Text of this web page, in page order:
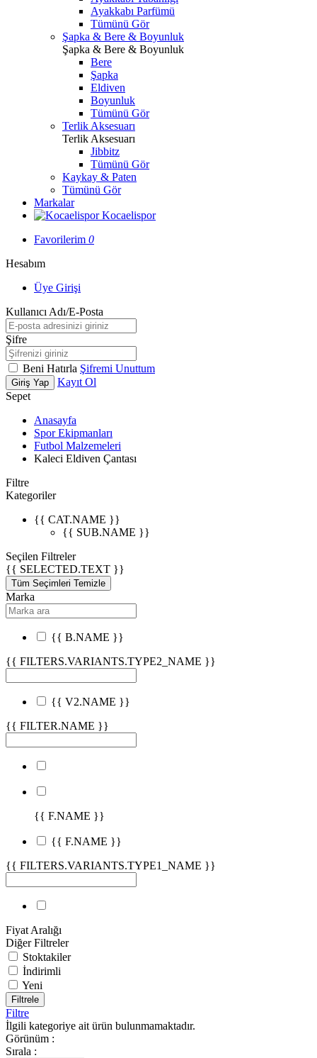
Ayakkabı Parfümü
Tümünü Gör
Şapka & Bere & Boyunluk
Şapka & Bere & Boyunluk
Bere
Şapka
Eldiven
Boyunluk
Tümünü Gör
Terlik Aksesuarı
Terlik Aksesuarı
Jibbitz
Tümünü Gör
Kaykay & Paten
Tümünü Gör
Markalar
Kocaelispor
Favorilerim 0
Hesabım
Üye Girişi
Kullanıcı Adı/E-Posta
Şifre
Beni Hatırla Şifremi Unuttum
Giriş Yap
Kayıt Ol
Sepet
Anasayfa
Spor Ekipmanları
Futbol Malzemeleri
Kaleci Eldiven Çantası
Filtre
Kategoriler
{{ CAT.NAME }}
{{ SUB.NAME }}
Seçilen Filtreler
{{ SELECTED.TEXT }}
Tüm Seçimleri Temizle
Marka
{{ B.NAME }}
{{ FILTERS.VARIANTS.TYPE2_NAME }}
{{ V2.NAME }}
{{ FILTER.NAME }}
{{ F.NAME }}
{{ F.NAME }}
{{ FILTERS.VARIANTS.TYPE1_NAME }}
Fiyat Aralığı
Diğer Filtreler
Stoktakiler
İndirimli
Yeni
Filtrele
Filtre
İlgili kategoriye ait ürün bulunmamaktadır.
Görünüm :
Sırala :